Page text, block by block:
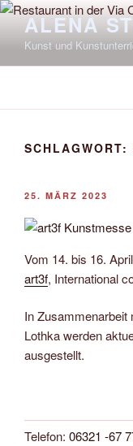
Zum
Inhalt
springen
ALENA
Kunst und
SCHLAGWORT:
VERÖFFENTLICHT
25. MÄRZ 2023
Vom 14. bis 16.
art3f, International
In Zusammenarbeit
Lothka werden
ausgestellt.
Telefon: 06321 -67